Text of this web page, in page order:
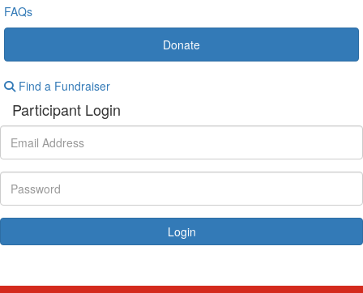
FAQs
Donate
Find a Fundraiser
Participant Login
Login